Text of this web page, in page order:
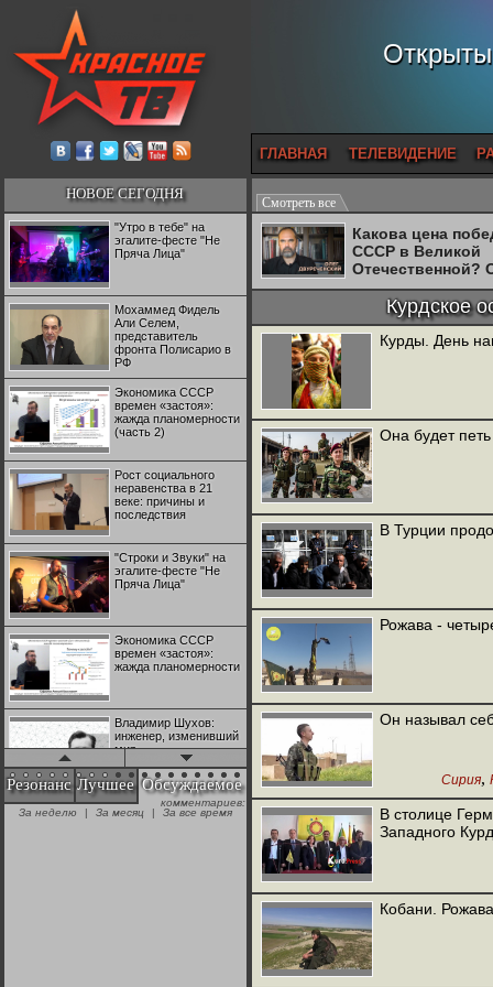
ГЛАВНАЯ ТЕЛЕВИДЕНИЕ
НОВОЕ СЕГОДНЯ
"Утро в тебе" на
эгалите-фесте "Не
Пряча Лица"
Мохаммед Фидель
Али Селем,
представитель
фронта Полисарио в
РФ
Экономика СССР
времен «застоя»:
жажда планомерности
(часть 2)
Рост социального
неравенства в 21
веке: причины и
последствия
"Строки и Звуки" на
эгалите-фесте "Не
Пряча Лица"
Экономика СССР
времен «застоя»:
жажда планомерности
Владимир Шухов:
инженер, изменивший
мир
"Аркадий Коц" на
эгалите-фесте "Не
Резонанс Лучшее Обсуждаемое
комментариев:
За неделю
| За месяц | За все время
Смотреть все
Какова цена
СССР в Великой
Отечественной?
Двуреченский о
потерянной
Курдское
Курды. День
Она будет
В Турции
Рожава -
Он называл
Сирия,
В столице
Западного
Кобани.